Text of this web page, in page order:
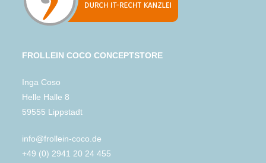
FROLLEIN COCO CONCEPTSTORE
Inga Coso
Helle Halle 8
59555 Lippstadt
info@frollein-coco.de
+49 (0) 2941 20 24 455